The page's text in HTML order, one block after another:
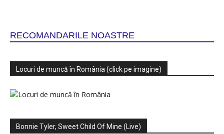
RECOMANDARILE NOASTRE
Locuri de muncă în România (click pe imagine)
Bonnie Tyler, Sweet Child Of Mine (Live)